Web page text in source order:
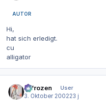
AUTOR
Hi,
hat sich erledigt.
cu
alligator
2-frozen
User
3. Oktober 200223 j